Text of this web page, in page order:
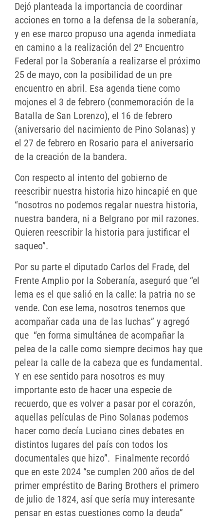
Dejó planteada la importancia de coordinar
acciones en torno a la defensa de la soberanía,
y en ese marco propuso una agenda inmediata
en camino a la realización del 2º Encuentro
Federal por la Soberanía a realizarse el próximo
25 de mayo, con la posibilidad de un pre
encuentro en abril. Esa agenda tiene como
mojones el 3 de febrero (conmemoración de la
Batalla de San Lorenzo), el 16 de febrero
(aniversario del nacimiento de Pino Solanas) y
el 27 de febrero en Rosario para el aniversario
de la creación de la bandera.
Con respecto al intento del gobierno de
reescribir nuestra historia hizo hincapié en que
“nosotros no podemos regalar nuestra historia,
nuestra bandera, ni a Belgrano por mil razones.
Quieren reescribir la historia para justificar el
saqueo”.
Por su parte el diputado Carlos del Frade, del
Frente Amplio por la Soberanía, aseguró que “el
lema es el que salió en la calle: la patria no se
vende. Con ese lema, nosotros tenemos que
acompañar cada una de las luchas” y agregó
que “en forma simultánea de acompañar la
pelea de la calle como siempre decimos hay que
pelear la calle de la cabeza que es fundamental.
Y en ese sentido para nosotros es muy
importante esto de hacer una especie de
recuerdo, que es volver a pasar por el corazón,
aquellas películas de Pino Solanas podemos
hacer como decía Luciano cines debates en
distintos lugares del país con todos los
documentales que hizo”. Finalmente recordó
que en este 2024 “se cumplen 200 años de del
primer empréstito de Baring Brothers el primero
de julio de 1824, así que sería muy interesante
pensar en estas cuestiones como la deuda”